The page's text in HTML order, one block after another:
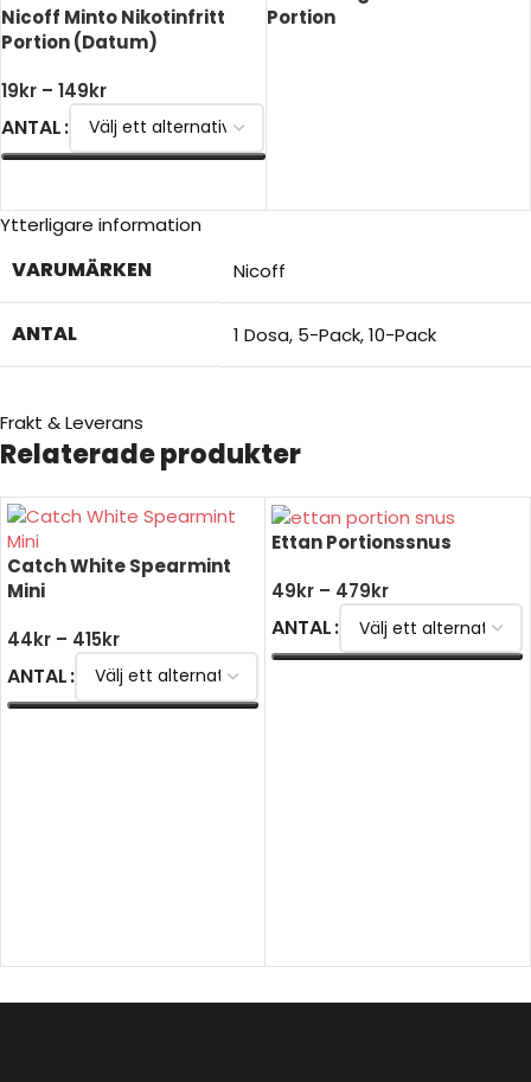
Nicoff Minto Nikotinfritt
Portion (Datum)
19kr – 149kr
ANTAL
Portion
Ytterligare information
VARUMÄRKEN Nicoff
ANTAL 1 Dosa, 5-Pack,10-Pack
Frakt & Leverans
Relaterade produkter
Catch White Spearmint
Mini
44kr – 415kr
ANTAL
Ettan Portionssnus
49kr – 479kr
ANTAL